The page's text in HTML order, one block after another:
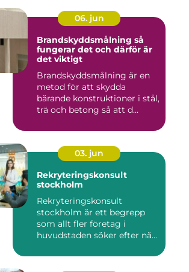
06. jun
Brandskyddsmålning så
fungerar det och därför är
det viktigt
Brandskyddsmålning är en
metod för att skydda
bärande konstruktioner i stål,
trä och betong så att d...
03. jun
Rekryteringskonsult
stockholm
Rekryteringskonsult
stockholm är ett begrepp
som allt fler företag i
huvudstaden söker efter när